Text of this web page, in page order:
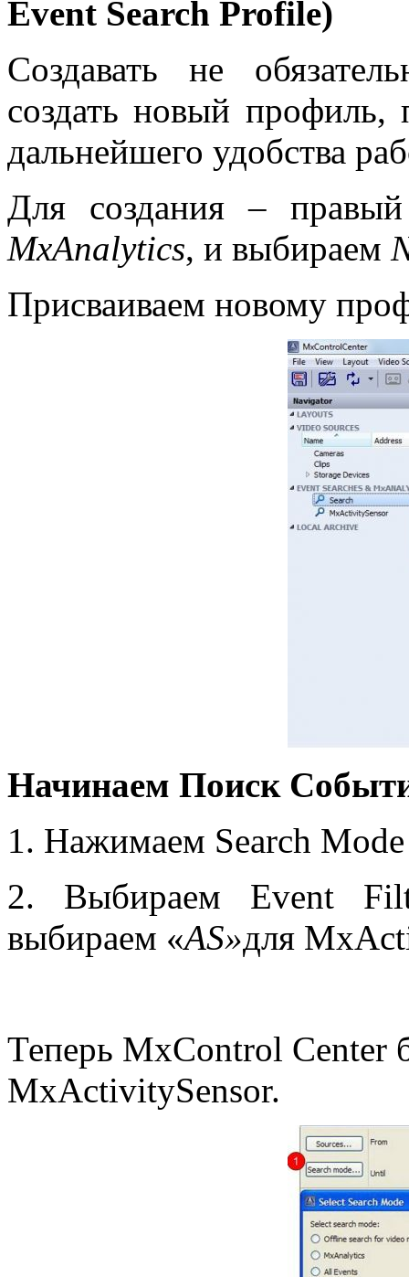
Event Search Profile)
Создавать не
создать новый профиль,
дальнейшего удобства
Для создания –
MxAnalytics, и выбираем
Присваиваем новому
Начинаем Поиск
1. Нажимаем Search
2. Выбираем Event
выбираем «AS»для
Теперь MxControl Center
MxActivitySensor.